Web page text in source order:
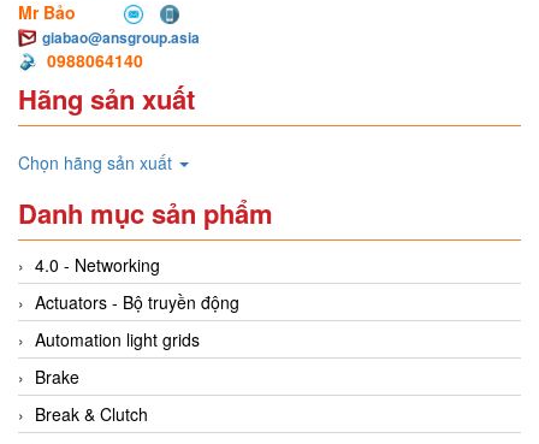
Mr Bảo
giabao@ansgroup.asia
0988064140
Hãng sản xuất
Chọn hãng sản xuất
Danh mục sản phẩm
4.0 - Networking
Actuators - Bộ truyền động
Automation light grids
Brake
Break & Clutch